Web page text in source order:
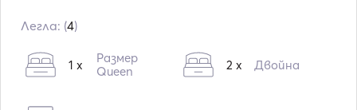
Преоборудване в:
Тип гориво:
Дизелово гориво
Легла: (4)
1 x
Размер
Queen
2 x Двойна